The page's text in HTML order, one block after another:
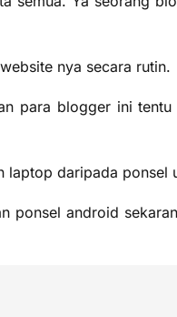
nya secara rutin.
para blogger ini
daripada ponsel
ponsel android